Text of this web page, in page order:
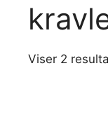
Viser 2